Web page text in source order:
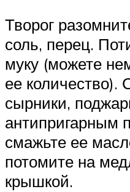
Творог
соль, перец.
муку (можете
ее
сырники,
антипригарным
смажьте ее
потомите на
крышкой.